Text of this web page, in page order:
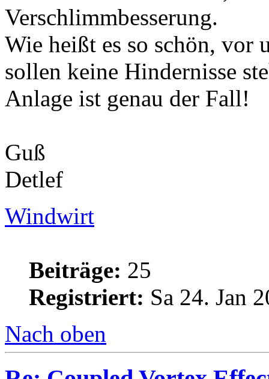
Verschlimmbesserung.
Wie heißt es so schön, vor
sollen keine Hindernisse
Anlage ist genau der Fall!
Guß
Detlef
Windwirt
Beiträge: 25
Registriert: Sa 24. Jan
Nach oben